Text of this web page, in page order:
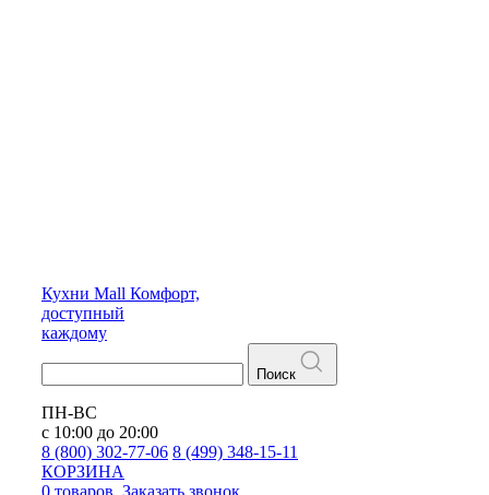
Кухни Mall Комфорт,
доступный
каждому
Поиск
ПН-ВС
с 10:00 до 20:00
8 (800) 302-77-06 8 (499) 348-15-11
КОРЗИНА
0 товаров. Заказать звонок